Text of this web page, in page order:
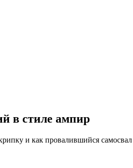
в стиле ампир
и как провалившийся